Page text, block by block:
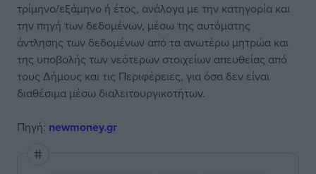
τρίμηνο/εξάμηνο ή έτος, ανάλογα με την κατηγορία και
την πηγή των δεδομένων, μέσω της αυτόματης
άντλησης των δεδομένων από τα ανωτέρω μητρώα και
της υποβολής των νεότερων στοιχείων απευθείας από
τους Δήμους και τις Περιφέρειες, για όσα δεν είναι
διαθέσιμα μέσω διαλειτουργικοτήτων.
Πηγή: newmoney.gr